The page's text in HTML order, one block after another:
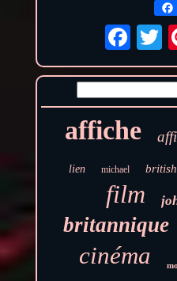
affiche
lien michael british
film
britannique
cinéma